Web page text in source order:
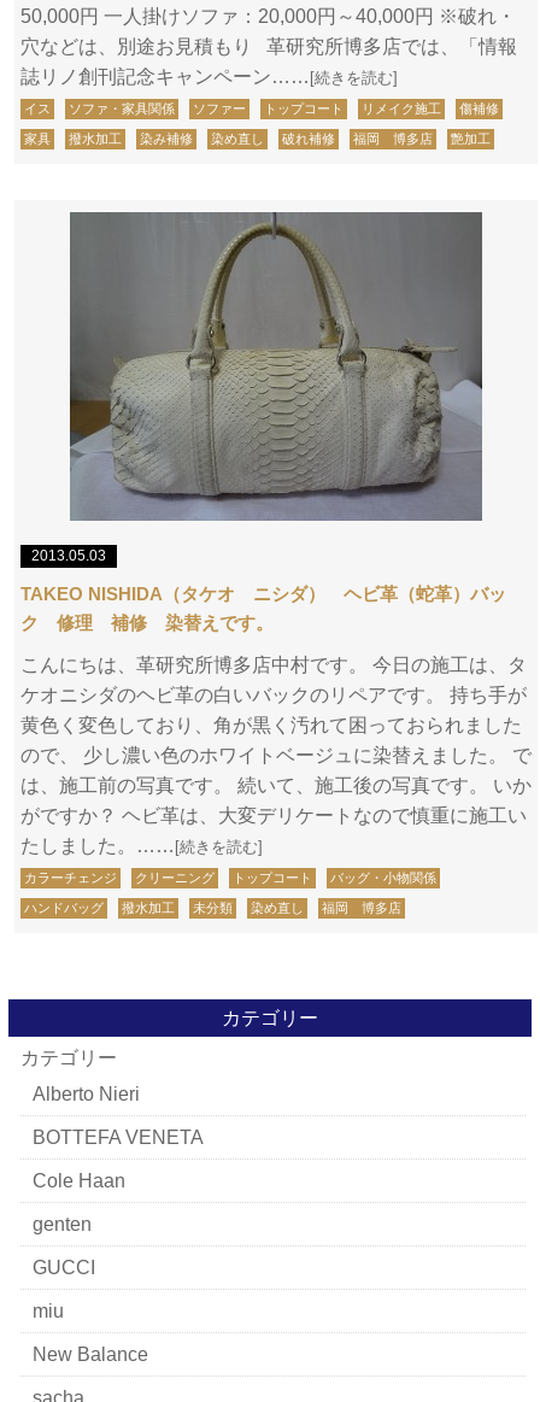
50,000円 一人掛けソファ：20,000円～40,000円 ※破れ・
穴などは、別途お見積もり 革研究所博多店では、「情報
誌リノ創刊記念キャンペーン…… [続きを読む]
イス ソファ・家具関係 ソファー トップコート リメイク施工 傷補修
家具 撥水加工 染み補修 染め直し 破れ補修 福岡 博多店 艶加工
2013.05.03
TAKEO NISHIDA（タケオ ニシダ） ヘビ革（蛇革）バッ
ク 修理 補修 染替えです。
こんにちは、革研究所博多店中村です。 今日の施工は、タ
ケオニシダのヘビ革の白いバックのリペアです。 持ち手が
黄色く変色しており、角が黒く汚れて困っておられました
ので、 少し濃い色のホワイトベージュに染替えました。 で
は、施工前の写真です。 続いて、施工後の写真です。 いか
がですか？ ヘビ革は、大変デリケートなので慎重に施工い
たしました。…… [続きを読む]
カラーチェンジ クリーニング トップコート バッグ・小物関係
ハンドバッグ 撥水加工 未分類 染め直し 福岡 博多店
カテゴリー
カテゴリー
Alberto Nieri
BOTTEFA VENETA
Cole Haan
genten
GUCCI
miu
New Balance
sacha